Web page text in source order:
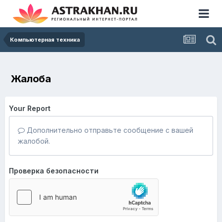
Компьютерная техника
Жалоба
Your Report
Дополнительно отправьте сообщение с вашей
жалобой.
Проверка безопасности